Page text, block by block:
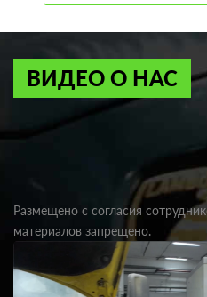
ВИДЕО О НАС
Размещено с согласия
материалов запрещено.